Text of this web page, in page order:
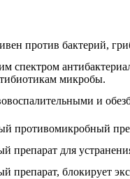
против бактерий,
спектром
микробы.
и
противомикробный
препарат для
препарат, блокирует